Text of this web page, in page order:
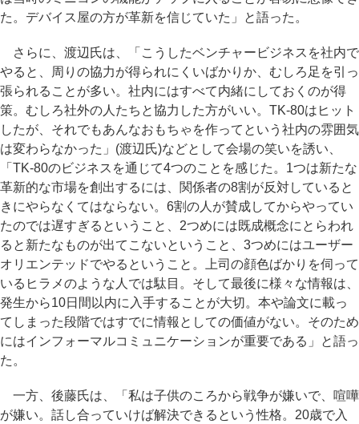
た。デバイス屋の方が革新を信じていた」と語った。
さらに、渡辺氏は、「こうしたベンチャービジネスを社内で
やると、周りの協力が得られにくいばかりか、むしろ足を引っ
張られることが多い。社内にはすべて内緒にしておくのが得
策。むしろ社外の人たちと協力した方がいい。TK-80はヒット
したが、それでもあんなおもちゃを作ってという社内の雰囲気
は変わらなかった」(渡辺氏)などとして会場の笑いを誘い、
「TK-80のビジネスを通じて4つのことを感じた。1つは新たな
革新的な市場を創出するには、関係者の8割が反対していると
きにやらなくてはならない。6割の人が賛成してからやってい
たのでは遅すぎるということ、2つめには既成概念にとらわれ
ると新たなものが出てこないということ、3つめにはユーザー
オリエンテッドでやるということ。上司の顔色ばかりを伺って
いるヒラメのような人では駄目。そして最後に様々な情報は、
発生から10日間以内に入手することが大切。本や論文に載っ
てしまった段階ではすでに情報としての価値がない。そのため
にはインフォーマルコミュニケーションが重要である」と語っ
た。
一方、後藤氏は、「私は子供のころから戦争が嫌いで、喧嘩
が嫌い。話し合っていけば解決できるという性格。20歳で入